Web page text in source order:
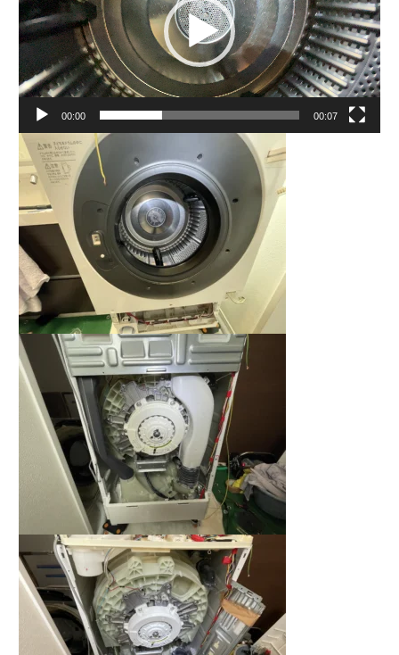
ー
ヤ
ー
00:00 00:07